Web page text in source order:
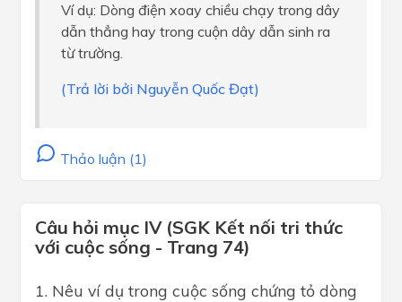
Ví dụ: Dòng điện xoay chiều chạy trong dây
dẫn thẳng hay trong cuộn dây dẫn sinh ra
từ trường.
(Trả lời bởi Nguyễn Quốc Đạt)
Thảo luận (1)
Câu hỏi mục IV (SGK Kết nối tri thức
với cuộc sống - Trang 74)
1. Nêu ví dụ trong cuộc sống chứng tỏ dòng